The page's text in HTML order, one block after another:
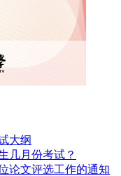
大纲
几月份考试？
论文评选工作的通知